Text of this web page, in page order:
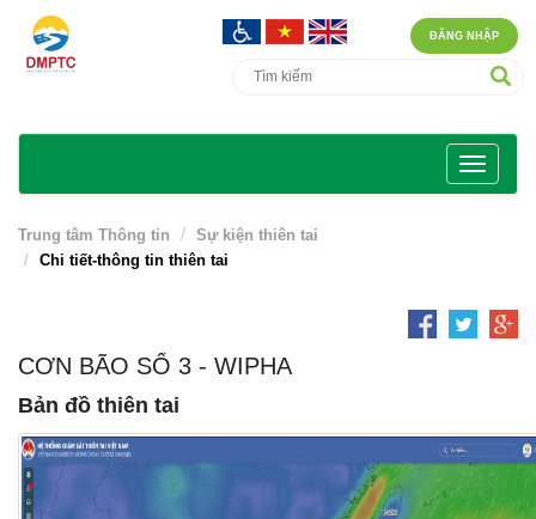
ĐĂNG NHẬP
Trung tâm Thông tin
Sự kiện thiên tai
Chi tiết-thông tin thiên tai
CƠN BÃO SỐ 3 - WIPHA
Bản đồ thiên tai